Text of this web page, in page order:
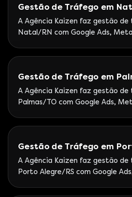
Gestão de Tráfego em
A Agência Kaizen faz gestão
Natal/RN com Google Ads,
Partner Premier.
Gestão de Tráfego em
A Agência Kaizen faz gestão
Palmas/TO com Google Ads,
nacional.
Gestão de Tráfego em
A Agência Kaizen faz gestão
Porto Alegre/RS com Google
operação presencial e nacional